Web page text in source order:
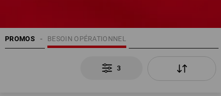
PROMOS BESOIN OPÉRATIONNEL
3